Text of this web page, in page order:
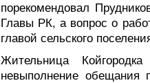
порекомендовал
Главы РК, а вопрос о
главой сельского
Жительница
невыполнение обещания